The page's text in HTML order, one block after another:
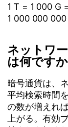
1 T = 1 000 G
1 000 000
ネットワ
は何です
暗号通貨は、
平均検索時間
の数が増えれ
上がる。有効